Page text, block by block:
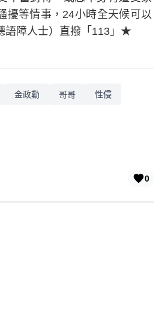
擾等情事，24小時全天候可以
語障人士）直撥「113」★
金政勳 哥哥 性侵
0